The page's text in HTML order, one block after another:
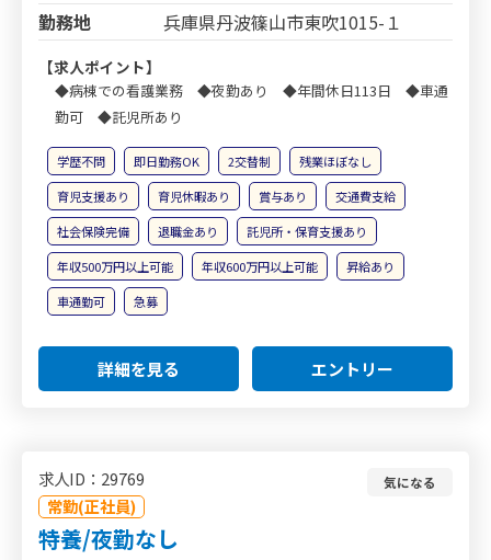
勤務地
兵庫県丹波篠山市東吹1015-１
【求人ポイント】
◆病棟での看護業務 ◆夜勤あり ◆年間休日113日 ◆車通
勤可 ◆託児所あり
学歴不問 即日勤務OK 2交替制
残業ほぼなし
育児支援あり
育児休暇あり 賞与あり
交通費支給
社会保険完備
退職金あり
託児所・保育支援あり
年収500万円以上可能
年収600万円以上可能
昇給あり
車通勤可
急募
詳細を見る エントリー
求人ID：29769
常勤(正社員)
気になる
特養/夜勤なし